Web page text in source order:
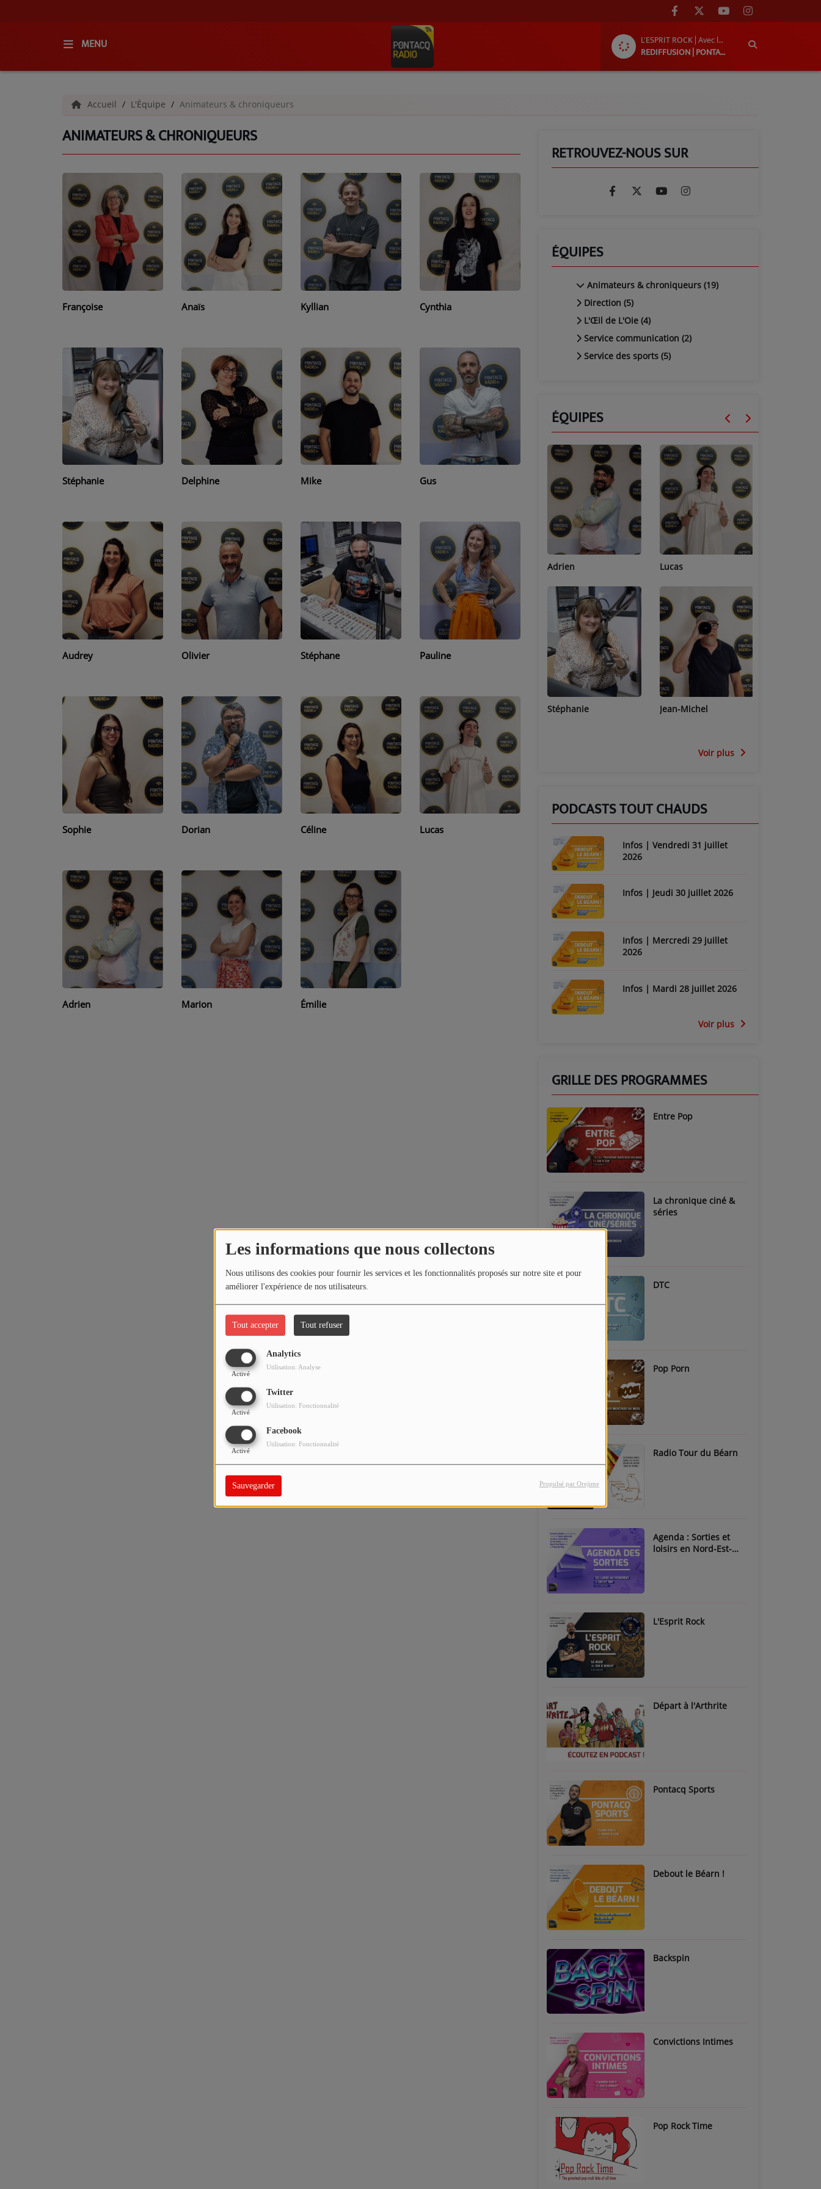
Les informations que nous collectons
Nous utilisons des cookies pour fournir les services et les fonctionnalités proposés sur notre site et pour
améliorer l'expérience de nos utilisateurs.
Tout accepter Tout refuser
Analytics
Activé
Utilisation: Analyse
Twitter
Activé
Utilisation: Fonctionnalité
Facebook
Activé
Utilisation: Fonctionnalité
Sauvegarder Propulsé par Orejime
MENU
L'ESPRIT ROCK | Avec le groupe « Ni!L »
REDIFFUSION | PONTACQ RADIO
QUI SOMMES-NOUS ?
GRILLE DES PROGRAMMES
C'ÉTAIT QUOI CE TITRE ?
PODCASTS - SAISON 2026/2027
ANNONCEURS & ESPACE PRO
VOTRE PUBLICITÉ SUR PONTACQ RADIO
LOCATION DE STUDIOS
ÉCOUTEZ LES PRODUCTIONS
JEUX CONCOURS
RECRUTEMENT
VENEZ DANS LE PUBLIC !
CRÉATIONS AUDIOVISUELLES
L'ŒIL DE L'OIE | PRÉSENTATION
VIDÉOS | L’ŒIL DE L'OIE
PARTENAIRES
Accueil L'Équipe Animateurs & chroniqueurs
ANIMATEURS & CHRONIQUEURS
Françoise Anaïs Kyllian Cynthia
Stéphanie Delphine Mike Gus
Audrey Olivier Stéphane Pauline
Sophie Dorian Céline Lucas
Adrien Marion Émilie
RETROUVEZ-NOUS SUR
ÉQUIPES
Animateurs & chroniqueurs (19)
Direction (5)
L'Œil de L'Oie (4)
Service communication (2)
Service des sports (5)
ÉQUIPES
Marion
Émilie
Adrien
Stéphanie
Lucas
Jean-Michel
Voir plus
PODCASTS TOUT CHAUDS
Infos | Vendredi 31 juillet
2026
Infos | Jeudi 30 juillet 2026
Infos | Mercredi 29 juillet
2026
Infos | Mardi 28 juillet 2026
Voir plus
GRILLE DES PROGRAMMES
Entre Pop
La chronique ciné &
séries
DTC
Pop Porn
Radio Tour du Béarn
Agenda : Sorties et
loisirs en Nord-Est-
L'Esprit Rock
Départ à l'Arthrite
Pontacq Sports
Debout le Béarn !
Backspin
Convictions Intimes
Pop Rock Time